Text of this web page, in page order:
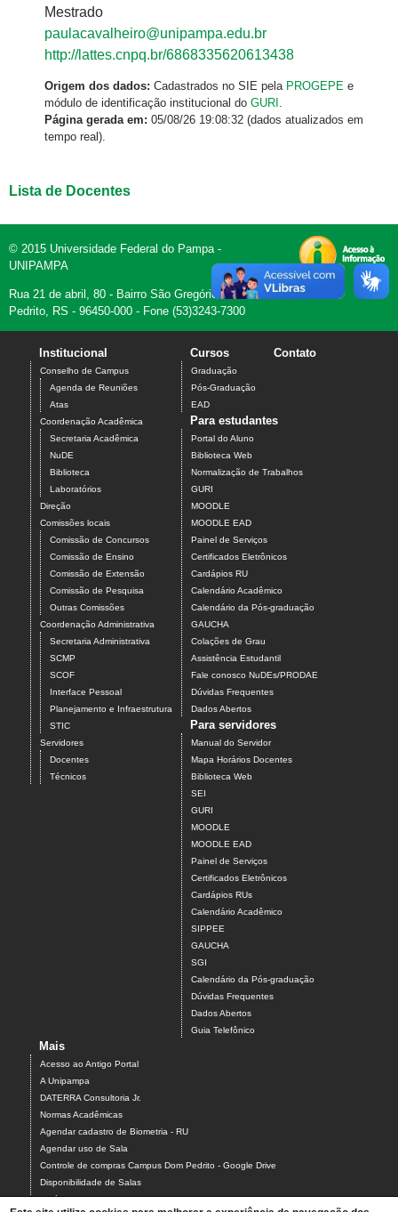
Mestrado
paulacavalheiro@unipampa.edu.br
http://lattes.cnpq.br/6868335620613438
Origem dos dados: Cadastrados no SIE pela PROGEPE e
módulo de identificação institucional do GURI .
Página gerada em: 05/08/26 19:08:32 (dados atualizados em
tempo real).
Lista de Docentes
© 2015 Universidade Federal do Pampa -
UNIPAMPA
Rua 21 de abril, 80 - Bairro São Gregório - Dom
Pedrito, RS - 96450-000 - Fone (53)3243-7300
Institucional
Conselho de Campus
Agenda de Reuniões
Atas
Coordenação Acadêmica
Secretaria Acadêmica
NuDE
Biblioteca
Laboratórios
Direção
Comissões locais
Comissão de Concursos
Comissão de Ensino
Comissão de Extensão
Comissão de Pesquisa
Outras Comissões
Coordenação Administrativa
Secretaria Administrativa
SCMP
SCOF
Interface Pessoal
Planejamento e Infraestrutura
STIC
Servidores
Docentes
Técnicos
Cursos
Graduação
Pós-Graduação
EAD
Contato
Para estudantes
Portal do Aluno
Biblioteca Web
Normalização de Trabalhos
GURI
MOODLE
MOODLE EAD
Painel de Serviços
Certificados Eletrônicos
Cardápios RU
Calendário Acadêmico
Calendário da Pós-graduação
GAUCHA
Colações de Grau
Assistência Estudantil
Fale conosco NuDEs/PRODAE
Dúvidas Frequentes
Dados Abertos
Para servidores
Manual do Servidor
Mapa Horários Docentes
Biblioteca Web
SEI
GURI
MOODLE
MOODLE EAD
Painel de Serviços
Certificados Eletrônicos
Cardápios RUs
Calendário Acadêmico
SIPPEE
GAUCHA
SGI
Calendário da Pós-graduação
Dúvidas Frequentes
Dados Abertos
Guia Telefônico
Mais
Acesso ao Antigo Portal
A Unipampa
DATERRA Consultoria Jr.
Normas Acadêmicas
Agendar cadastro de Biometria - RU
Agendar uso de Sala
Controle de compras Campus Dom Pedrito - Google Drive
Disponibilidade de Salas
Estágios